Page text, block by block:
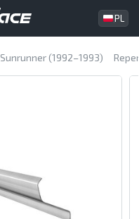
PL
Sunrunner (1992–1993)